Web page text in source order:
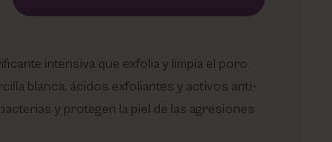
intensiva que exfolia y limpia el poro
blanca, ácidos exfoliantes y activos anti-
y protegen la piel de las agresiones